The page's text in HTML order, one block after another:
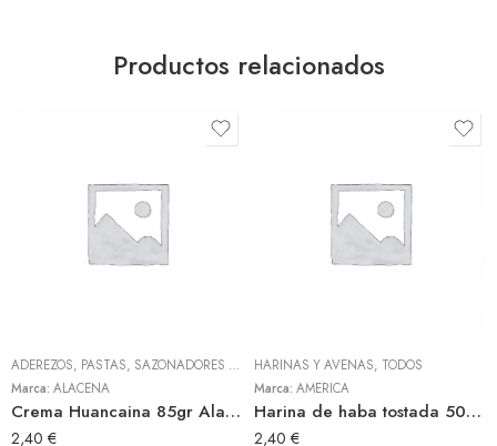
Productos relacionados
ADEREZOS, PASTAS, SAZONADORES Y CONDIMENTOS ,TODOS
Marca: ALACENA
Crema Huancaina 85gr Alacena
2,40 €
HARINAS Y AVENAS, TODOS
Marca: AMERICA
Harina de haba tostada 500gr (America)
2,40 €